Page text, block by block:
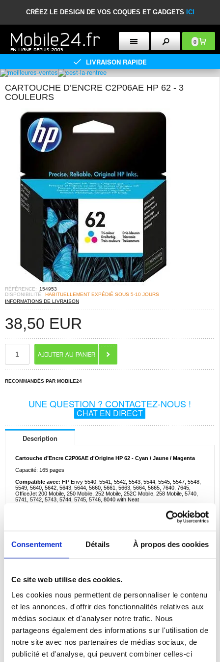
Consentement Détails À propos des cookies
Ce site web utilise des cookies.
Les cookies nous permettent de personnaliser le contenu
et les annonces, d'offrir des fonctionnalités relatives aux
médias sociaux et d'analyser notre trafic. Nous
partageons également des informations sur l'utilisation de
notre site avec nos partenaires de médias sociaux, de
publicité et d'analyse, qui peuvent combiner celles-ci
CRÉEZ LE DESIGN DE VOS COQUES ET GADGETS ICI
0
LIVRAISON RAPIDE
CARTOUCHE D’ENCRE C2P06AE HP 62 - 3
COULEURS
RÉFÉRENCE:
154953
DISPONIBILITÉ: HABITUELLEMENT EXPÉDIÉ SOUS 5-10 JOURS
INFORMATIONS DE LIVRAISON
38,50 EUR
RECOMMANDÉS PAR MOBILE24
UNE QUESTION ? CONTACTEZ-NOUS !
CHAT EN DIRECT
Description
Cartouche d’Encre C2P06AE d'Origine HP 62 - Cyan / Jaune / Magenta
Capacité: 165 pages
Compatible avec: HP Envy 5540, 5541, 5542, 5543, 5544, 5545, 5547, 5548,
5549, 5640, 5642, 5643, 5644, 5660, 5661, 5663, 5664, 5665, 7640, 7645,
OfficeJet 200 Mobile, 250 Mobile, 252 Mobile, 252C Mobile, 258 Mobile, 5740,
5741, 5742, 5743, 5744, 5745, 5746, 8040 with Neat
Catégories associées:
Cartouche d'encre HP
7 % DE RÉDUCTION
POUR LES MEMBRES DU CLUB24
CHAT EN DIRECT :
LUN - VEN 10H - 22H
POLITIQUE DE RETOUR DE 30 JOURS